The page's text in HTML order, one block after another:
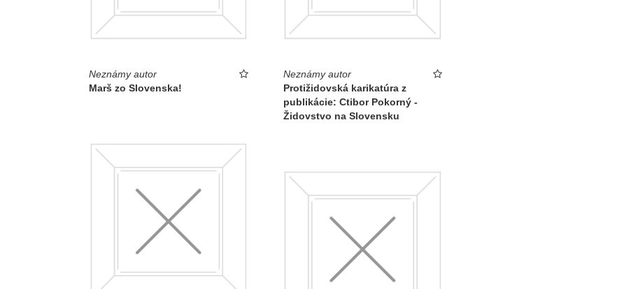
Neznámy autor
Marš zo Slovenska!
Neznámy autor
Protižidovská karikatúra z
publikácie: Ctibor Pokorný -
Židovstvo na Slovensku